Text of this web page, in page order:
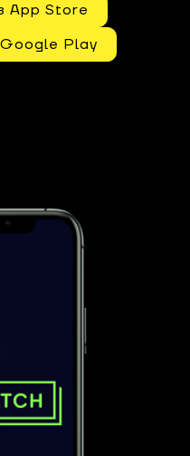
App Store
Play